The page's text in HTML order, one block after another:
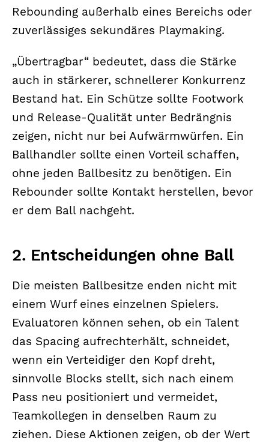
Rebounding außerhalb eines Bereichs oder
zuverlässiges sekundäres Playmaking.
„Übertragbar“ bedeutet, dass die Stärke
auch in stärkerer, schnellerer Konkurrenz
Bestand hat. Ein Schütze sollte Footwork
und Release-Qualität unter Bedrängnis
zeigen, nicht nur bei Aufwärmwürfen. Ein
Ballhandler sollte einen Vorteil schaffen,
ohne jeden Ballbesitz zu benötigen. Ein
Rebounder sollte Kontakt herstellen, bevor
er dem Ball nachgeht.
2. Entscheidungen ohne Ball
Die meisten Ballbesitze enden nicht mit
einem Wurf eines einzelnen Spielers.
Evaluatoren können sehen, ob ein Talent
das Spacing aufrechterhält, schneidet,
wenn ein Verteidiger den Kopf dreht,
sinnvolle Blocks stellt, sich nach einem
Pass neu positioniert und vermeidet,
Teamkollegen in denselben Raum zu
ziehen. Diese Aktionen zeigen, ob der Wert